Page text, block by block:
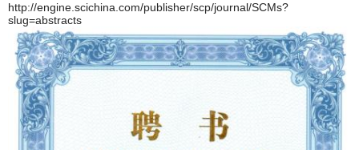
http://engine.scichina.com/publisher/scp/journal/SCMs?
slug=abstracts